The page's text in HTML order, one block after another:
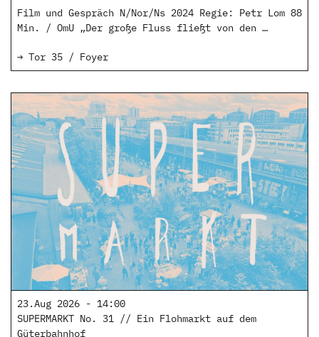
Film und Gespräch N/Nor/Ns 2024 Regie: Petr Lom 88
Min. / OmU „Der große Fluss fließt von den …
→ Tor 35 / Foyer
23.Aug 2026 - 14:00
SUPERMARKT No. 31 // Ein Flohmarkt auf dem
Güterbahnhof